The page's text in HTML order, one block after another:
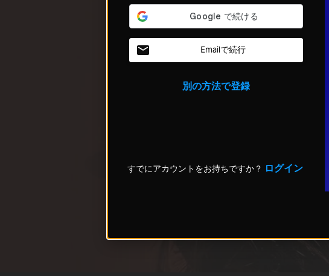
Emailで続行
別の方法で登録
すでにアカウントをお持ちですか？ ログイン